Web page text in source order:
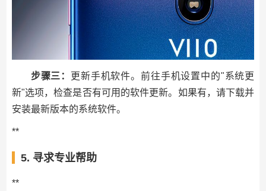
步骤三：
更新手机软件。前往手机设置中的"系统更
新"选项，检查是否有可用的软件更新。如果有，请下载并
安装最新版本的系统软件。
**
5. 寻求专业帮助
**